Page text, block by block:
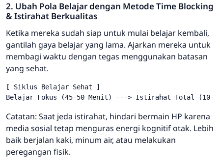
2. Ubah Pola Belajar dengan Metode Time Blocking
& Istirahat Berkualitas
Ketika mereka sudah siap untuk mulai belajar kembali,
gantilah gaya belajar yang lama. Ajarkan mereka untuk
membagi waktu dengan tegas menggunakan batasan
yang sehat.
[ Siklus Belajar Sehat ]
Catatan: Saat jeda istirahat, hindari bermain HP karena
media sosial tetap menguras energi kognitif otak. Lebih
baik berjalan kaki, minum air, atau melakukan
peregangan fisik.